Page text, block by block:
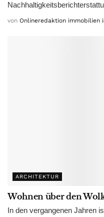
von Onlineredaktion immobilien
ARCHITEKTUR
Wohnen über den
In den vergangenen Jahren